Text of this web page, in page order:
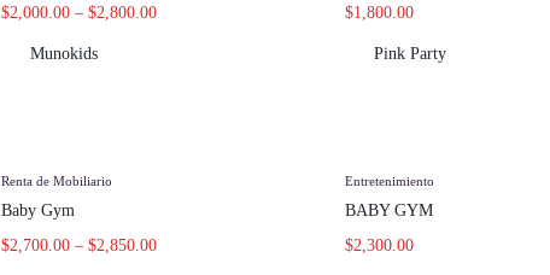
$2,000.00 – $2,800.00
Munokids
$1,800.00
Pink Party
Renta de Mobiliario
Baby Gym
$2,700.00 – $2,850.00
Entretenimiento
BABY GYM
$2,300.00